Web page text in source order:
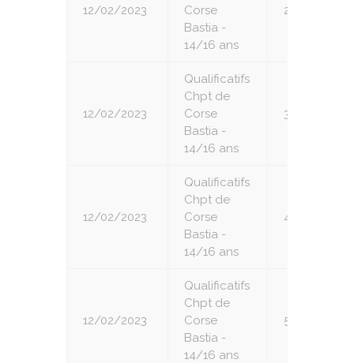
12/02/2023
Corse
Bastia -
14/16 ans
2
12/02/2023
Qualificatifs
Chpt de
Corse
Bastia -
14/16 ans
3
12/02/2023
Qualificatifs
Chpt de
Corse
Bastia -
14/16 ans
4
12/02/2023
Qualificatifs
Chpt de
Corse
Bastia -
14/16 ans
5